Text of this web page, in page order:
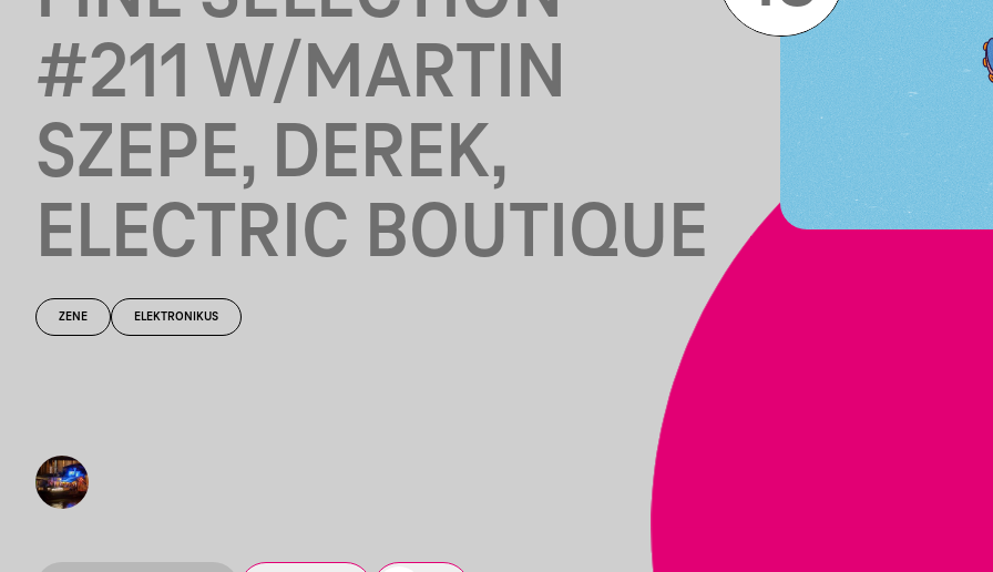
#211 W/MARTIN
SZEPE, DEREK,
ELECTRIC BOUTIQUE
ZENE ELEKTRONIKUS